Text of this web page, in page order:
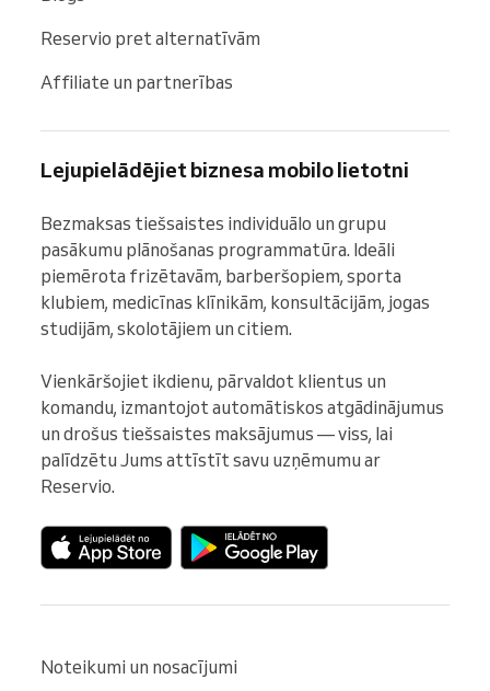
Reservio pret alternatīvām
Affiliate un partnerības
Lejupielādējiet biznesa mobilo lietotni
Bezmaksas tiešsaistes individuālo un grupu
pasākumu plānošanas programmatūra. Ideāli
piemērota frizētavām, barberšopiem, sporta
klubiem, medicīnas klīnikām, konsultācijām, jogas
studijām, skolotājiem un citiem.
Vienkāršojiet ikdienu, pārvaldot klientus un
komandu, izmantojot automātiskos atgādinājumus
un drošus tiešsaistes maksājumus — viss, lai
palīdzētu Jums attīstīt savu uzņēmumu ar
Reservio.
Noteikumi un nosacījumi